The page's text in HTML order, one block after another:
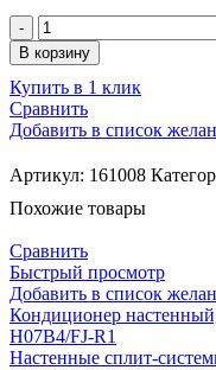
Количество
товара
Кондиционер
настенный,
Mitsubishi
Heavy
W/SRC63ZTL-
В корзину
Купить в 1 клик
Сравнить
Добавить в список
Артикул: 161008
Похожие товары
Сравнить
Быстрый просмотр
Добавить в список
Кондиционер
H07B4/FJ-R1
Настенные сплит-